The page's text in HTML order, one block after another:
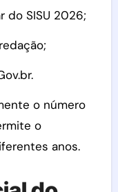
do SISU 2026;
o número
o
anos.